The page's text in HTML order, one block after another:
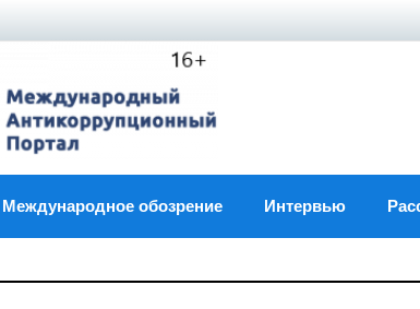
Международное обозрение Интервью